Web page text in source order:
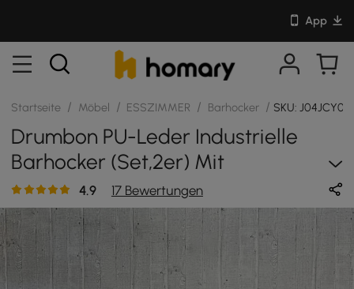
App
Startseite / Möbel / ESSZIMMER / Barhocker / SKU:
Drumbon PU-Leder Industrielle
Barhocker (Set,2er) Mit
Rückenlehne Pub-Höhe
4.9 17 Bewertungen